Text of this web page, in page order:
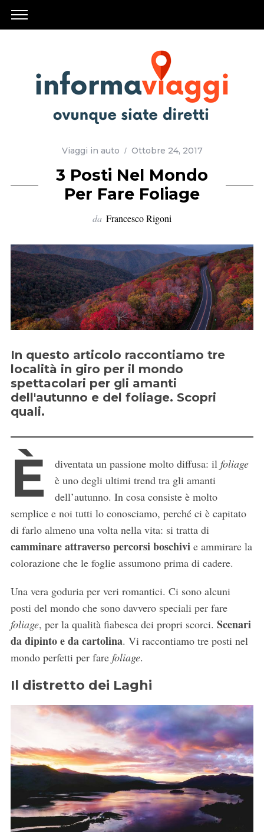
Viaggi in auto Ottobre 24, 2017
3 Posti Nel Mondo
Per Fare Foliage
da Francesco Rigoni
In questo articolo raccontiamo tre
località in giro per il mondo
spettacolari per gli amanti
dell'autunno e del foliage. Scopri
quali.
È diventata un passione molto diffusa: il foliage
è uno degli ultimi trend tra gli amanti
dell’autunno. In cosa consiste è molto
semplice e noi tutti lo conosciamo, perché ci è capitato
di farlo almeno una volta nella vita: si tratta di
camminare attraverso percorsi boschivie ammirare la
colorazione che le foglie assumono prima di cadere.
Una vera goduria per veri romantici. Ci sono alcuni
posti del mondo che sono davvero speciali per fare
foliage, per la qualità fiabesca dei propri scorci. Scenari
da dipinto e da cartolina. Vi raccontiamo tre posti nel
mondo perfetti per fare foliage.
Il distretto dei Laghi